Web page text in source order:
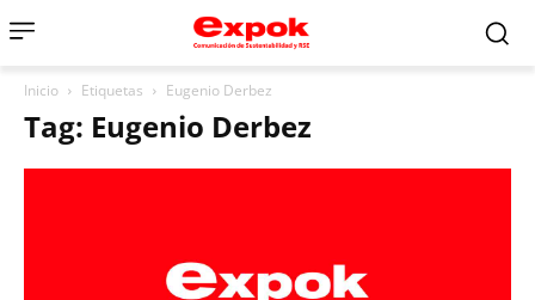
Inicio Etiquetas Eugenio Derbez
Tag: Eugenio Derbez